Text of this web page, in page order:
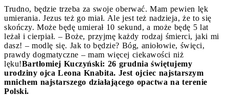
Trudno, będzie trzeba za swoje oberwać. Mam pewien lęk
umierania. Jezus też go miał. Ale jest też nadzieja, że to się
skończy. Może będę umierał 10 sekund, a może będę 5 lat
leżał i cierpiał. – Boże, przyjmę każdy rodzaj śmierci, jaki mi
dasz! – modlę się. Jak to będzie? Bóg, aniołowie, święci,
prawdy dogmatyczne – mam więcej ciekawości niż
lęku!Bartłomiej Kuczyński: 26 grudnia świętujemy
urodziny ojca Leona Knabita. Jest ojciec najstarszym
mnichem najstarszego działającego opactwa na terenie
Polski.